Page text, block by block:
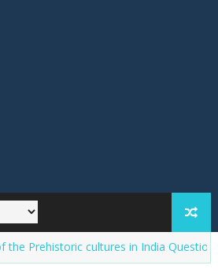
cultures in India Question Answers